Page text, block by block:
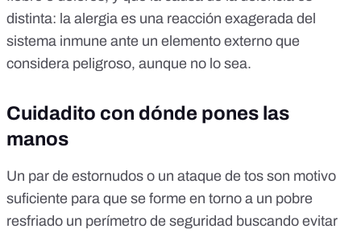
distinta: la alergia es una reacción exagerada del
sistema inmune ante un elemento externo que
considera peligroso, aunque no lo sea.
Cuidadito con dónde pones las
manos
Un par de estornudos o un ataque de tos son motivo
suficiente para que se forme en torno a un pobre
resfriado un perímetro de seguridad buscando evitar